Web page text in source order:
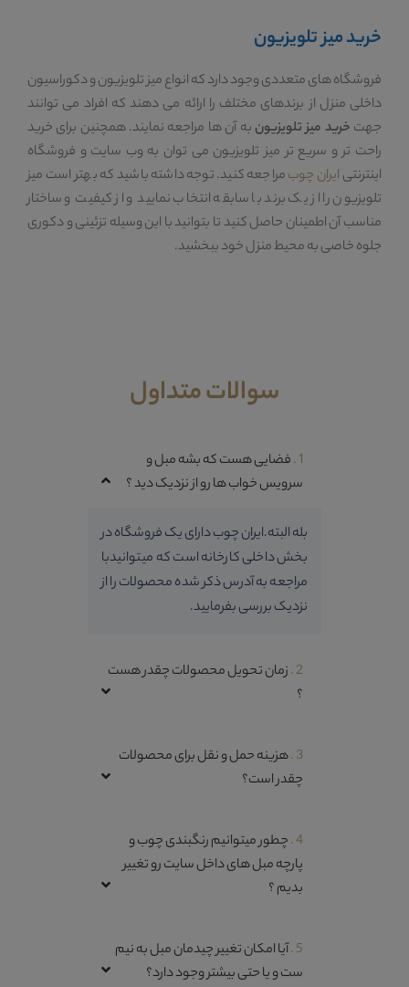
خرید میز تلویزیون
فروشگاه های متعددی وجود دارد که انواع میز تلویزیون و دکوراسیون
داخلی منزل از برندهای مختلف را ارائه می دهند که افراد می توانند
جهت خرید میز تلویزیون به آن ها مراجعه نمایند. همچنین برای خرید
راحت تر و سریع تر میز تلویزیون می توان به وب سایت و فروشگاه
اینترنتی ایران چوبمراجعه کنید. توجه داشته باشید که بهتر است میز
تلویزیون را از یک برند با سابقه انتخاب نمایید و از کیفیت و ساختار
مناسب آن اطمینان حاصل کنید تا بتوانید با این وسیله تزئینی و دکوری
جلوه خاصی به محیط منزل خود ببخشید.
سوالات متداول
1 . فضایی هست که بشه مبل و
سرویس خواب ها رو از نزدیک دید ؟
بله البته.ایران چوب دارای یک فروشگاه در
بخش داخلی کارخانه است که میتوانیدبا
مراجعه به آدرس ذکر شده محصولات را از
نزدیک بررسی بفرمایید.
2 . زمان تحویل محصولات چقدر هست
؟
3 . هزینه حمل و نقل برای محصولات
چقدر است؟
4 . چطور میتوانیم رنگبندی چوب و
پارچه مبل های داخل سایت رو تغییر
بدیم ؟
5 . آیا امکان تغییر چیدمان مبل به نیم
ست و یا حتی بیشتر وجود دارد؟